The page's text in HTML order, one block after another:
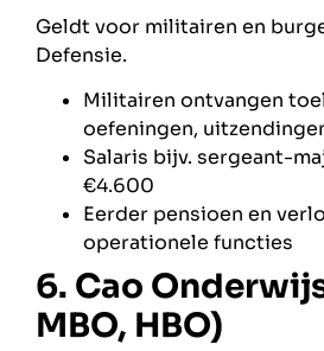
Geldt voor militairen en
Defensie.
Militairen ontvangen
oefeningen,
Salaris bijv. sergeant-
€4.600
Eerder pensioen en
operationele functies
6. Cao
MBO, HBO)